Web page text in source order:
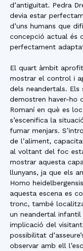
d’antiguitat. Pedra
devia estar
d’uns humans que
concepció actual és
perfectament
El quart àmbit
mostrar el control i
dels neandertals. Els
demostren haver-ho
Romaní en què es
s’escenifica la
fumar menjars.
de l’aliment,
al voltant del foc
mostrar aquesta
llunyans, ja que els
Homo
aquesta escena es
tronc, també
un neandertal infantil
implicació del
possibilitat
observar amb ell